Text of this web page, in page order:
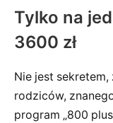
Tylko na
3600 zł
Nie jest
rodziców,
program „800